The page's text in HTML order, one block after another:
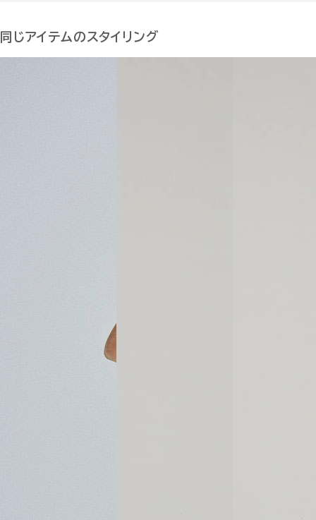
同じアイテムのスタイリング